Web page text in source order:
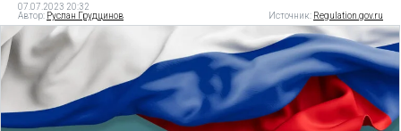
07.07.2023 20:32
Автор: Руслан Грудцинов Источник: Regulation.gov.ru